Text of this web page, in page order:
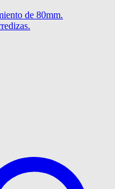
de 80mm.